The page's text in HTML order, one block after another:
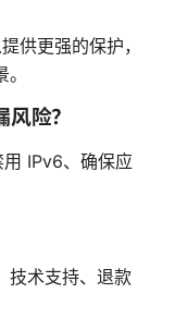
供更强的保护，
险？
IPv6、确保应
技术支持、退款